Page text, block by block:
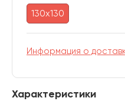
Характеристики
130х130
Информация о